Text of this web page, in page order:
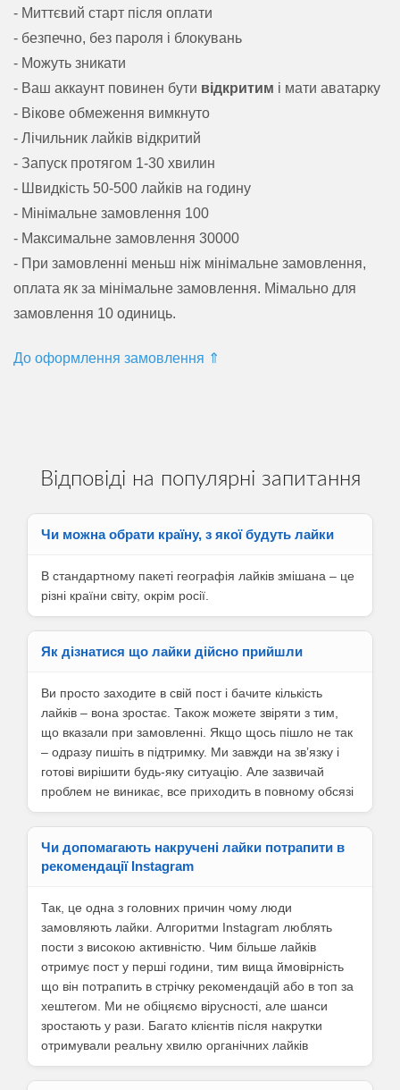
- Миттєвий старт після оплати
- безпечно, без пароля і блокувань
- Можуть зникати
- Ваш аккаунт повинен бути відкритим і мати аватарку
- Вікове обмеження вимкнуто
- Лічильник лайків відкритий
- Запуск протягом 1-30 хвилин
- Швидкість 50-500 лайків на годину
- Мінімальне замовлення 100
- Максимальне замовлення 30000
- При замовленні меньш ніж мінімальне замовлення,
оплата як за мінімальне замовлення. Мімально для
замовлення 10 одиниць.
До оформлення замовлення ⇑
Відповіді на популярні запитання
Чи можна обрати країну, з якої будуть лайки
В стандартному пакеті географія лайків змішана – це
різні країни світу, окрім росії.
Як дізнатися що лайки дійсно прийшли
Ви просто заходите в свій пост і бачите кількість
лайків – вона зростає. Також можете звіряти з тим,
що вказали при замовленні. Якщо щось пішло не так
– одразу пишіть в підтримку. Ми завжди на звʼязку і
готові вирішити будь-яку ситуацію. Але зазвичай
проблем не виникає, все приходить в повному обсязі
Чи допомагають накручені лайки потрапити в
рекомендації Instagram
Так, це одна з головних причин чому люди
замовляють лайки. Алгоритми Instagram люблять
пости з високою активністю. Чим більше лайків
отримує пост у перші години, тим вища ймовірність
що він потрапить в стрічку рекомендацій або в топ за
хештегом. Ми не обіцяємо вірусності, але шанси
зростають у рази. Багато клієнтів після накрутки
отримували реальну хвилю органічних лайків